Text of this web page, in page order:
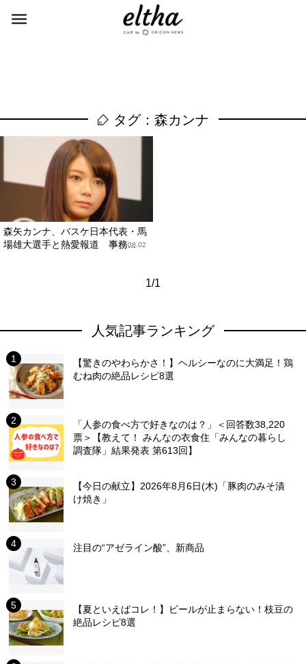
タグ：森カンナ
森矢カンナ、バスケ日本代表・馬
場雄大選手と熱愛報道 事務...
2019.08.02
1/1
人気記事ランキング
【驚きのやわらかさ！】ヘルシーなのに大満足！鶏
むね肉の絶品レシピ8選
「人参の食べ方で好きなのは？」＜回答数38,220
票＞【教えて！ みんなの衣食住「みんなの暮らし
調査隊」結果発表 第613回】
【今日の献立】2026年8月6日(木)「豚肉のみそ漬
け焼き」
注目の“アゼライン酸”、新商品
【夏といえばコレ！】ビールが止まらない！枝豆の
絶品レシピ8選